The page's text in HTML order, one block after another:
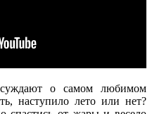
о самом любимом
наступило лето или нет?